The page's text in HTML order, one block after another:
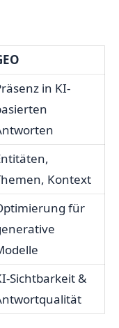
in KI-
Kontext
für
Sichtbarkeit &